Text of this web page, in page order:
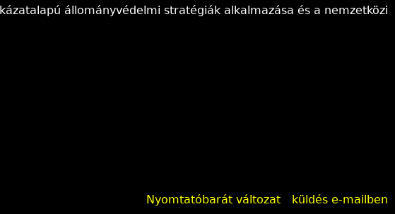
állományvédelmi stratégiák alkalmazása és a nemzetközi
Nyomtatóbarát változat
küldés e-mailben